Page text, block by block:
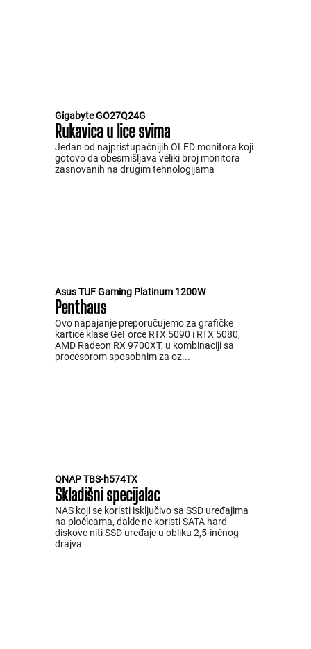
Gigabyte GO27Q24G
Rukavica u lice svima
Jedan od najpristupačnijih OLED monitora koji
gotovo da obesmišljava veliki broj monitora
zasnovanih na drugim tehnologijama
Asus TUF Gaming Platinum 1200W
Penthaus
Ovo napajanje preporučujemo za grafičke
kartice klase GeForce RTX 5090 i RTX 5080,
AMD Radeon RX 9700XT, u kombinaciji sa
procesorom sposobnim za oz...
QNAP TBS-h574TX
Skladišni specijalac
NAS koji se koristi isključivo sa SSD uređajima
na pločicama, dakle ne koristi SATA hard-
diskove niti SSD uređaje u obliku 2,5-inčnog
drajva